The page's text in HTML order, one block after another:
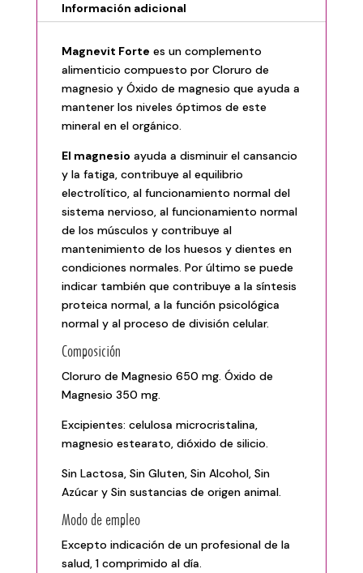
Información adicional
Magnevit Forte es un complemento
alimenticio compuesto por Cloruro de
magnesio y Óxido de magnesio que ayuda a
mantener los niveles óptimos de este
mineral en el orgánico.
El magnesio ayuda a disminuir el cansancio
y la fatiga, contribuye al equilibrio
electrolítico, al funcionamiento normal del
sistema nervioso, al funcionamiento normal
de los músculos y contribuye al
mantenimiento de los huesos y dientes en
condiciones normales. Por último se puede
indicar también que contribuye a la síntesis
proteica normal, a la función psicológica
normal y al proceso de división celular.
Composición
Cloruro de Magnesio 650 mg. Óxido de
Magnesio 350 mg.
Excipientes: celulosa microcristalina,
magnesio estearato, dióxido de silicio.
Sin Lactosa, Sin Gluten, Sin Alcohol, Sin
Azúcar y Sin sustancias de origen animal.
Modo de empleo
Excepto indicación de un profesional de la
salud, 1 comprimido al día.